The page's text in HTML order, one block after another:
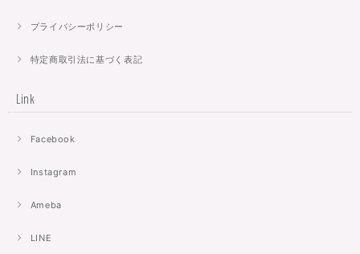
プライバシーポリシー
特定商取引法に基づく表記
Link
Facebook
Instagram
Ameba
LINE